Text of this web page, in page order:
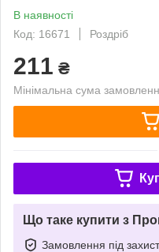
В наявності
Код: 16671
Роздріб
211 ₴
Мінімальна сума
Що таке купити з
Замовлення під